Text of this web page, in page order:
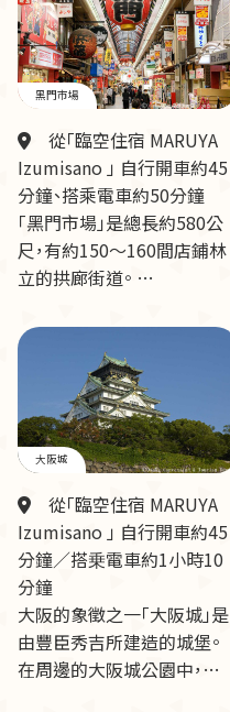
黑門市場
從「臨空住宿 MARUYA
Izumisano 」 自行開車約45
分鐘、搭乘電車約50分鐘
「黑門市場」是總長約580公
尺，有約150～160間店鋪林
立的拱廊街道。 …
大阪城
從「臨空住宿 MARUYA
Izumisano 」 自行開車約45
分鐘／搭乗電車約1小時10
分鐘
大阪的象徵之一「大阪城」是
由豐臣秀吉所建造的城堡。
在周邊的大阪城公園中，…